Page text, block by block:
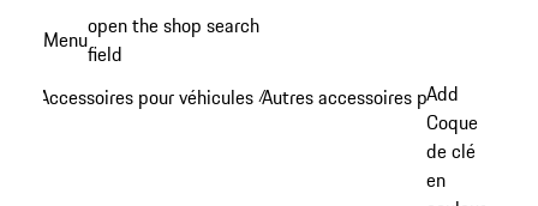
principal
Menuopen the shop search
field
Accessoires pour véhicules /Autres accessoires pour véhicule
Add
Coque
de clé
en